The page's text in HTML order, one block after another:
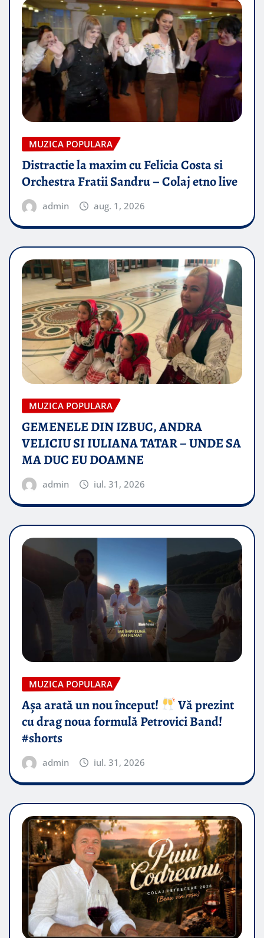
MUZICA POPULARA
Distractie la maxim cu Felicia Costa si
Orchestra Fratii Sandru – Colaj etno live
admin aug. 1, 2026
MUZICA POPULARA
GEMENELE DIN IZBUC, ANDRA
VELICIU SI IULIANA TATAR – UNDE SA
MA DUC EU DOAMNE
admin iul. 31, 2026
MUZICA POPULARA
Așa arată un nou început!
Vă prezint
cu drag noua formulă Petrovici Band!
#shorts
admin iul. 31, 2026